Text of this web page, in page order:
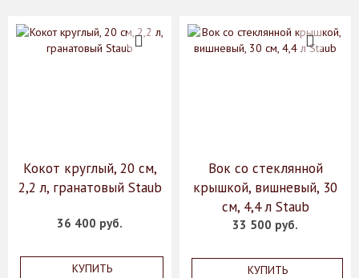
Кокот круглый, 20 см,
2,2 л, гранатовый Staub
36 400 руб.
КУПИТЬ
Вок со стеклянной
крышкой, вишневый, 30
см, 4,4 л Staub
33 500 руб.
КУПИТЬ